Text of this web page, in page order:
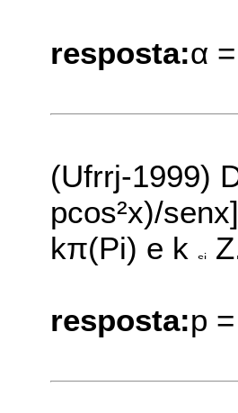
resposta:α
(Ufrrj-1999)
pcos²x)/
kπ(Pi) e k
resposta:p